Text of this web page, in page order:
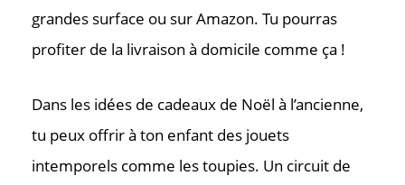
grandes surface ou sur Amazon. Tu pourras
profiter de la livraison à domicile comme ça !
Dans les idées de cadeaux de Noël à l’ancienne,
tu peux offrir à ton enfant des jouets
intemporels comme les toupies. Un circuit de